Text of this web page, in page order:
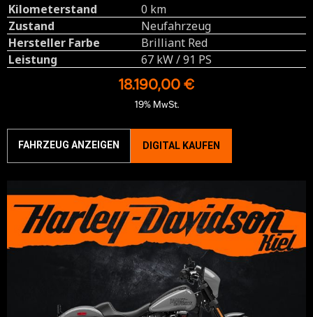
Kilometerstand
0 km
Zustand
Neufahrzeug
Hersteller Farbe
Brilliant Red
Leistung
67 kW / 91 PS
18.190,00 €
19% MwSt.
FAHRZEUG ANZEIGEN DIGITAL KAUFEN